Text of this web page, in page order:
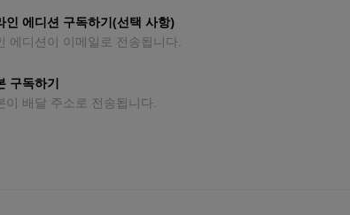
인 에디션 구독하기(선택 사항)
에디션이 이메일로 전송됩니다.
구독하기
이 배달 주소로 전송됩니다.